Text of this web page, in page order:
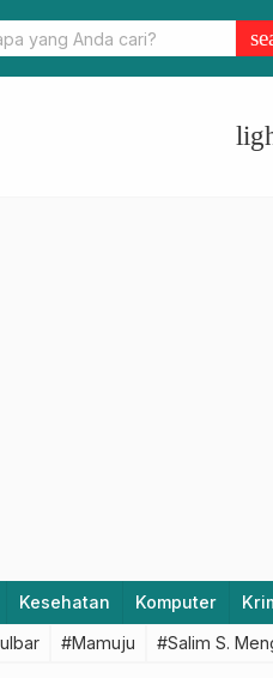
Plt Kepala Diskes Sulbar
Kesehatan Komputer
#Mamuju #Salim S.